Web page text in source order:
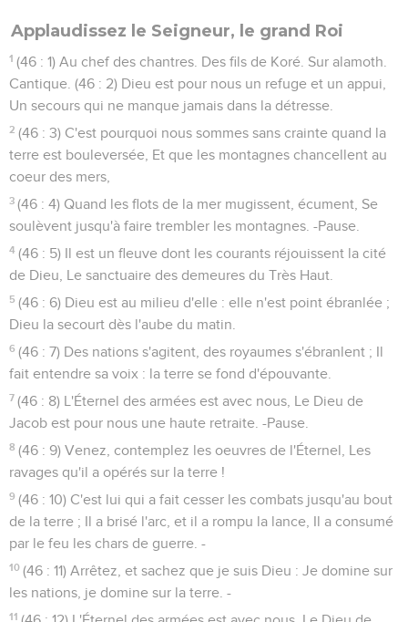
Applaudissez le Seigneur, le grand Roi
1 (46 : 1) Au chef des chantres. Des fils de Koré. Sur alamoth.
Cantique. (46 : 2) Dieu est pour nous un refuge et un appui,
Un secours qui ne manque jamais dans la détresse.
2 (46 : 3) C'est pourquoi nous sommes sans crainte quand la
terre est bouleversée, Et que les montagnes chancellent au
coeur des mers,
3 (46 : 4) Quand les flots de la mer mugissent, écument, Se
soulèvent jusqu'à faire trembler les montagnes. -Pause.
4 (46 : 5) Il est un fleuve dont les courants réjouissent la cité
de Dieu, Le sanctuaire des demeures du Très Haut.
5 (46 : 6) Dieu est au milieu d'elle : elle n'est point ébranlée ;
Dieu la secourt dès l'aube du matin.
6 (46 : 7) Des nations s'agitent, des royaumes s'ébranlent ; Il
fait entendre sa voix : la terre se fond d'épouvante.
7 (46 : 8) L'Éternel des armées est avec nous, Le Dieu de
Jacob est pour nous une haute retraite. -Pause.
8 (46 : 9) Venez, contemplez les oeuvres de l'Éternel, Les
ravages qu'il a opérés sur la terre !
9 (46 : 10) C'est lui qui a fait cesser les combats jusqu'au bout
de la terre ; Il a brisé l'arc, et il a rompu la lance, Il a consumé
par le feu les chars de guerre. -
10 (46 : 11) Arrêtez, et sachez que je suis Dieu : Je domine sur
les nations, je domine sur la terre. -
11